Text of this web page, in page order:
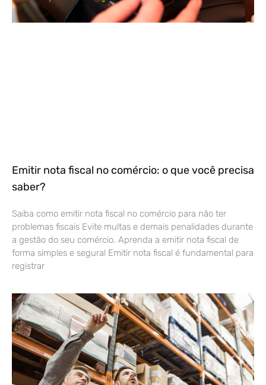
Emitir nota fiscal no comércio: o que você precisa
saber?
Saiba como emitir nota fiscal no comércio para não ter
problemas fiscais Evite multas e demais penalidades durante
a gestão do seu comércio. Aprenda a emitir nota fiscal de
forma simples e segura! Emitir nota fiscal é fundamental para
registrar